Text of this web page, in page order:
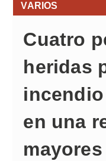
VARIOS
Cuatro
heridas
en una